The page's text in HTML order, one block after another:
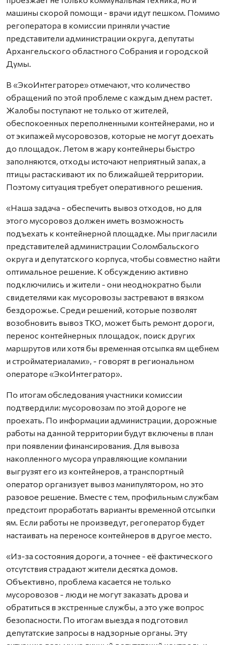
машины скорой помощи - врачи идут пешком. Помимо
регоператора в комиссии приняли участие
представители администрации округа, депутаты
Архангельского областного Собрания и городской
Думы.
В «ЭкоИнтеграторе» отмечают, что количество
обращений по этой проблеме с каждым днем растет.
Жалобы поступают не только от жителей,
обеспокоенных переполненными контейнерами, но и
от экипажей мусоровозов, которые не могут доехать
до площадок. Летом в жару контейнеры быстро
заполняются, отходы источают неприятный запах, а
птицы растаскивают их по ближайшей территории.
Поэтому ситуация требует оперативного решения.
«Наша задача - обеспечить вывоз отходов, но для
этого мусоровоз должен иметь возможность
подъехать к контейнерной площадке. Мы пригласили
представителей администрации Соломбальского
округа и депутатского корпуса, чтобы совместно найти
оптимальное решение. К обсуждению активно
подключились и жители - они неоднократно были
свидетелями как мусоровозы застревают в вязком
бездорожье. Среди решений, которые позволят
возобновить вывоз ТКО, может быть ремонт дороги,
перенос контейнерных площадок, поиск других
маршрутов или хотя бы временная отсыпка ям щебнем
и стройматериалами», - говорят в региональном
операторе «ЭкоИнтегратор».
По итогам обследования участники комиссии
подтвердили: мусоровозам по этой дороге не
проехать. По информации администрации, дорожные
работы на данной территории будут включены в план
при появлении финансирования. Для вывоза
накопленного мусора управляющие компании
выгрузят его из контейнеров, а транспортный
оператор организует вывоз манипулятором, но это
разовое решение. Вместе с тем, профильным службам
предстоит проработать варианты временной отсыпки
ям. Если работы не произведут, регоператор будет
настаивать на переносе контейнеров в другое место.
«Из-за состояния дороги, а точнее - её фактического
отсутствия страдают жители десятка домов.
Объективно, проблема касается не только
мусоровозов - люди не могут заказать дрова и
обратиться в экстренные службы, а это уже вопрос
безопасности. По итогам выезда я подготовил
депутатские запросы в надзорные органы. Эту